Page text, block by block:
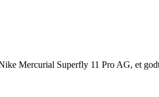
Mercurial Superfly 11 Pro AG, et